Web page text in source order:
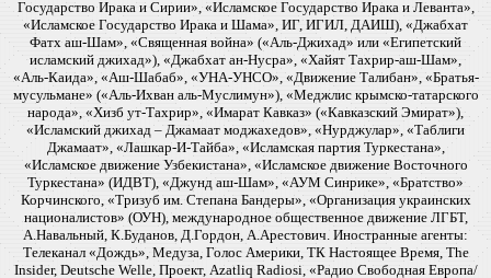
Государство Ирака и Сирии», «Исламское Государство Ирака и Леванта»,
«Исламское Государство Ирака и Шама», ИГ, ИГИЛ, ДАИШ), «Джабхат
Фатх аш-Шам», «Священная война» («Аль-Джихад» или «Египетский
исламский джихад»), «Джабхат ан-Нусра», «Хайят Тахрир-аш-Шам»,
«Аль-Каида», «Аш-Шабаб», «УНА-УНСО», «Движение Талибан», «Братья-
мусульмане» («Аль-Ихван аль-Муслимун»), «Меджлис крымско-татарского
народа», «Хизб ут-Тахрир», «Имарат Кавказ» («Кавказский Эмират»),
«Исламский джихад – Джамаат моджахедов», «Нурджулар», «Таблиги
Джамаат», «Лашкар-И-Тайба», «Исламская партия Туркестана»,
«Исламское движение Узбекистана», «Исламское движение Восточного
Туркестана» (ИДВТ), «Джунд аш-Шам», «АУМ Синрике», «Братство»
Корчинского, «Тризуб им. Степана Бандеры», «Организация украинских
националистов» (ОУН), международное общественное движение ЛГБТ,
А.Навальный, К.Буданов, Д.Гордон, А.Арестович. Иностранные агенты:
Телеканал «Дождь», Медуза, Голос Америки, ТК Настоящее Время, The
Insider, Deutsche Welle, Проект, Azatliq Radiosi, «Радио Свободная Европа/